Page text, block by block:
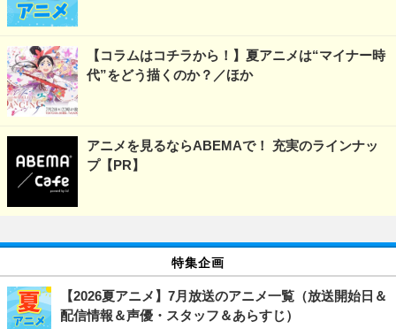
【コラムはコチラから！】夏アニメは“マイナー時
代”をどう描くのか？／ほか
アニメを見るならABEMAで！ 充実のラインナッ
プ【PR】
特集企画
【2026夏アニメ】7月放送のアニメ一覧（放送開始日＆
配信情報＆声優・スタッフ＆あらすじ）